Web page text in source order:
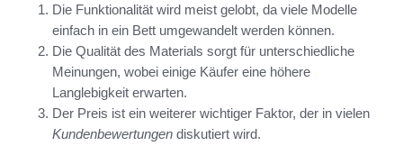
Die Funktionalität wird meist gelobt, da viele Modelle
einfach in ein Bett umgewandelt werden können.
Die Qualität des Materials sorgt für unterschiedliche
Meinungen, wobei einige Käufer eine höhere
Langlebigkeit erwarten.
Der Preis ist ein weiterer wichtiger Faktor, der in vielen
Kundenbewertungen diskutiert wird.